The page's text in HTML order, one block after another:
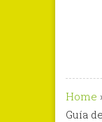
Home
Guía